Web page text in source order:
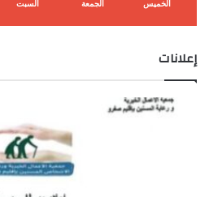
الخميس الجمعة السبت
إعلانات